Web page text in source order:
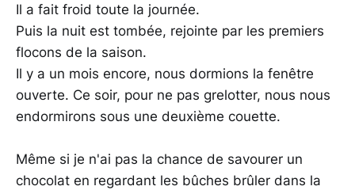
Il a fait froid toute la journée.
Puis la nuit est tombée, rejointe par les premiers
flocons de la saison.
Il y a un mois encore, nous dormions la fenêtre
ouverte. Ce soir, pour ne pas grelotter, nous nous
endormirons sous une deuxième couette.
Même si je n'ai pas la chance de savourer un
chocolat en regardant les bûches brûler dans la